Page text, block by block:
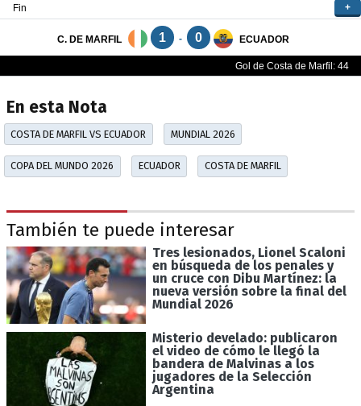
En esta Nota
COSTA DE MARFIL VS ECUADOR MUNDIAL 2026
COPA DEL MUNDO 2026 ECUADOR COSTA DE MARFIL
También te puede interesar
Tres lesionados, Lionel Scaloni
en búsqueda de los penales y
un cruce con Dibu Martínez: la
nueva versión sobre la final del
Mundial 2026
Misterio develado: publicaron
el video de cómo le llegó la
bandera de Malvinas a los
jugadores de la Selección
Argentina